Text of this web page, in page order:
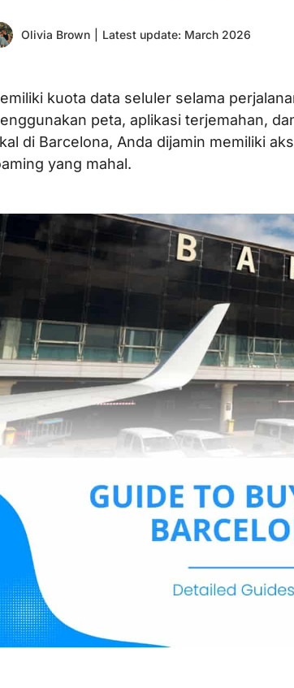
Olivia Brown Latest update: March 2026
kuota data seluler selama
peta, aplikasi terjemahan,
di Barcelona, Anda dijamin memiliki
yang mahal.